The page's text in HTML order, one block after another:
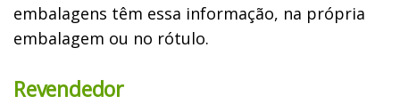
embalagens têm essa informação, na própria
embalagem ou no rótulo.
Revendedor